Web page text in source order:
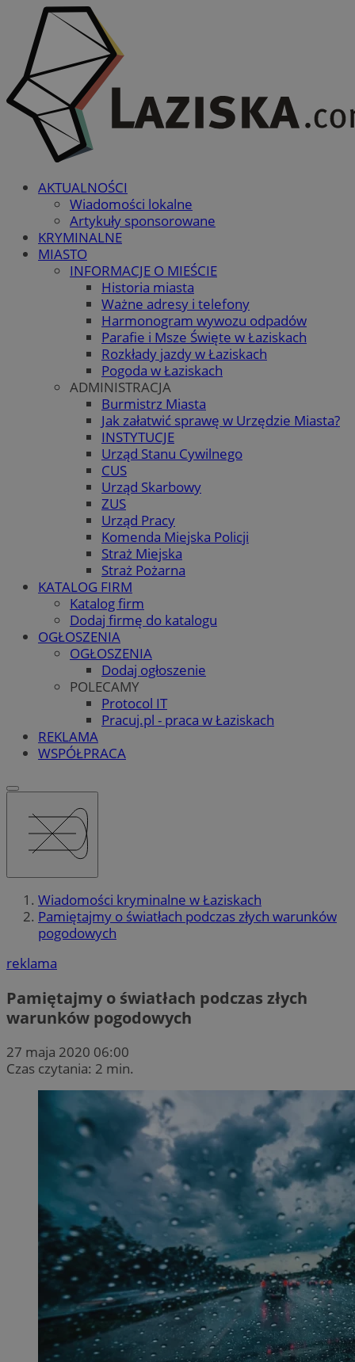
AKTUALNOŚCI
Wiadomości lokalne
Artykuły sponsorowane
KRYMINALNE
MIASTO
INFORMACJE O MIEŚCIE
Historia miasta
Ważne adresy i telefony
Harmonogram wywozu odpadów
Parafie i Msze Święte w Łaziskach
Rozkłady jazdy w Łaziskach
Pogoda w Łaziskach
ADMINISTRACJA
Burmistrz Miasta
Jak załatwić sprawę w Urzędzie Miasta?
INSTYTUCJE
Urząd Stanu Cywilnego
CUS
Urząd Skarbowy
ZUS
Urząd Pracy
Komenda Miejska Policji
Straż Miejska
Straż Pożarna
KATALOG FIRM
Katalog firm
Dodaj firmę do katalogu
OGŁOSZENIA
OGŁOSZENIA
Dodaj ogłoszenie
POLECAMY
Protocol IT
Pracuj.pl - praca w Łaziskach
REKLAMA
WSPÓŁPRACA
Wiadomości kryminalne w Łaziskach
Pamiętajmy o światłach podczas złych warunków
pogodowych
reklama
Pamiętajmy o światłach podczas złych
warunków pogodowych
27 maja 2020 06:00
Czas czytania: 2 min.